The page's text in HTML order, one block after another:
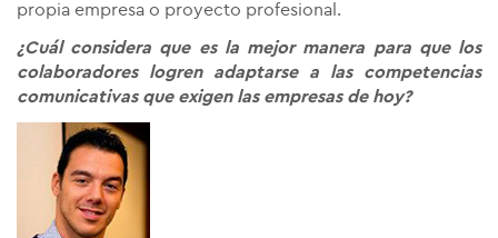
propia empresa o proyecto profesional.
¿Cuál considera que es la mejor manera para que los
colaboradores logren adaptarse a las competencias
comunicativas que exigen las empresas de hoy?